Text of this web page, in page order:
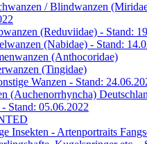
/ Blindwanzen
(Reduviidae) - Stand:
(Nabidae) - Stand:
(Anthocoridae)
(Tingidae)
Wanzen - Stand:
(Auchenorrhyncha)
Stand: 05.06.2022
Insekten - Artenportraits